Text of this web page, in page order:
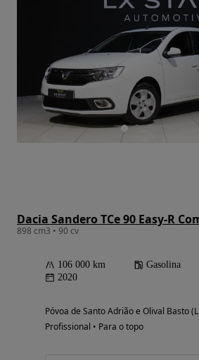
Dacia Sandero TCe 90 Easy-R
898 cm3 • 90 cv
106 000 km Gasolina
2020
Póvoa de Santo Adrião e Olival Basto
Profissional • Para o topo